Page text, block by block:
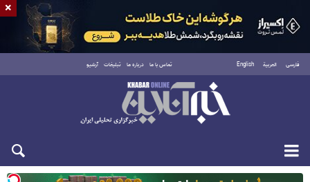
فارسی العربية English تماس با ما درباره ما تبلیغات آرشیو
یکشنبه ۱۸ مرداد ۱۴۰۵
×